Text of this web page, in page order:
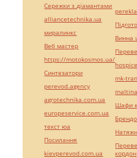
Сережки з діамантами
alliancetechnika.ua
миралинкс
Веб мастер
https://motokosmos.ua/
Синтезатори
perevod.agency
agrotechnika.com.ua
europeservice.com.ua
текст юа
Посилання
kievperevod.com.ua
Винна
mk-
Шафи
кордон